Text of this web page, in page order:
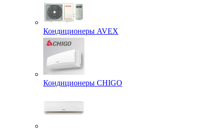
Кондиционеры AVEX
Кондиционеры CHIGO